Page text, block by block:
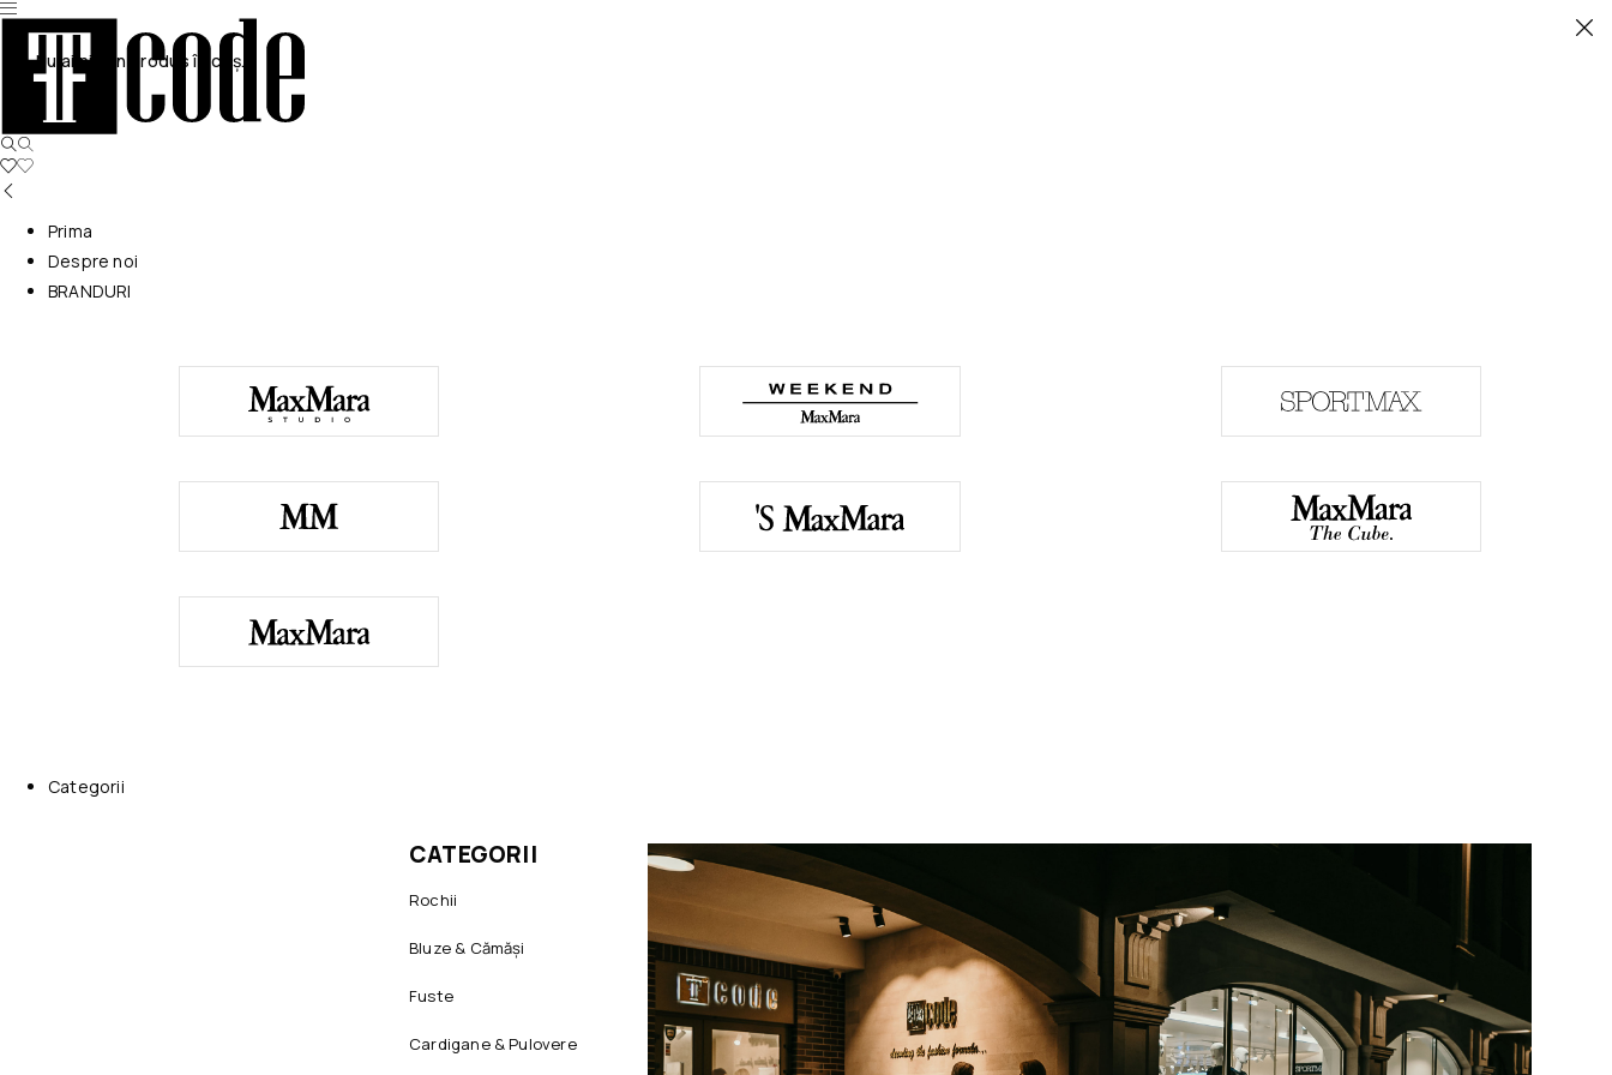
Nu ai niciun produs în coș.
Prima
Despre noi
BRANDURI
Categorii
CATEGORII
Rochii
Bluze & Cămăși
Fuste
Cardigane & Pulovere